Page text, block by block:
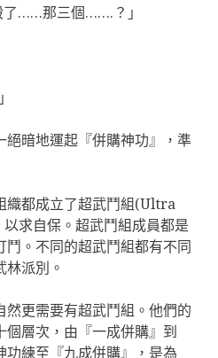
……那三個…….？」
絕暗地運起『併購神功』，準
織都成立了超武鬥組(Ultra
求自保。超武鬥組成員都是
。不同的超武鬥組都有不同
派別。
更需要有超武鬥組。他們的
層次，由『一成併購』到
功練至『九成併購』，是為